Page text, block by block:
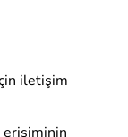
iletişim
erişiminin